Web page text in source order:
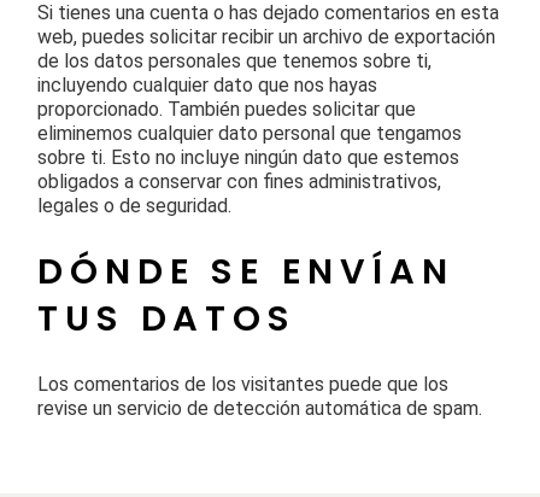
Si tienes una cuenta o has dejado comentarios en esta
web, puedes solicitar recibir un archivo de exportación
de los datos personales que tenemos sobre ti,
incluyendo cualquier dato que nos hayas
proporcionado. También puedes solicitar que
eliminemos cualquier dato personal que tengamos
sobre ti. Esto no incluye ningún dato que estemos
obligados a conservar con fines administrativos,
legales o de seguridad.
DÓNDE SE ENVÍAN
TUS DATOS
Los comentarios de los visitantes puede que los
revise un servicio de detección automática de spam.